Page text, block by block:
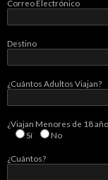
Correo Electrónico
Destino
¿Cuántos Adultos Viajan?
¿Viajan Menores de 18
Sí
No
¿Cuántos?